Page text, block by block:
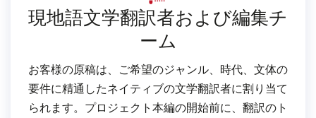
現地語文学翻訳者および編集チ
ーム
お客様の原稿は、ご希望のジャンル、時代、文体の
要件に精通したネイティブの文学翻訳者に割り当て
られます。プロジェクト本編の開始前に、翻訳のト